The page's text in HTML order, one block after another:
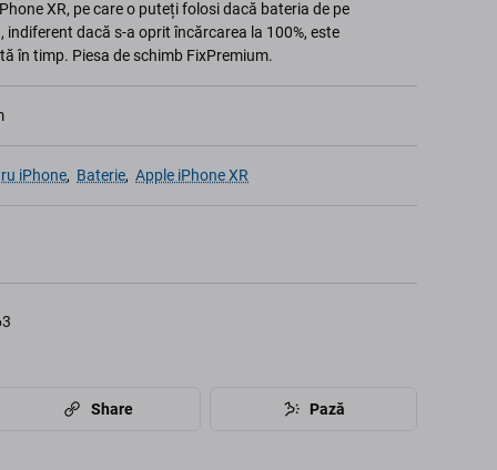
XR, pe care o puteți folosi dacă bateria de pe
dacă s-a oprit încărcarea la 100%, este
în timp. Piesa de schimb FixPremium.
iPhone, Baterie, Apple iPhone XR
Share Pază